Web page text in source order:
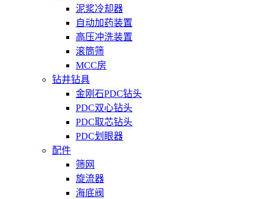
泥浆冷却器
自动加药装置
高压冲洗装置
滚筒筛
MCC房
钻井钻具
金刚石PDC钻头
PDC双心钻头
PDC取芯钻头
PDC划眼器
配件
筛网
旋流器
海底阀